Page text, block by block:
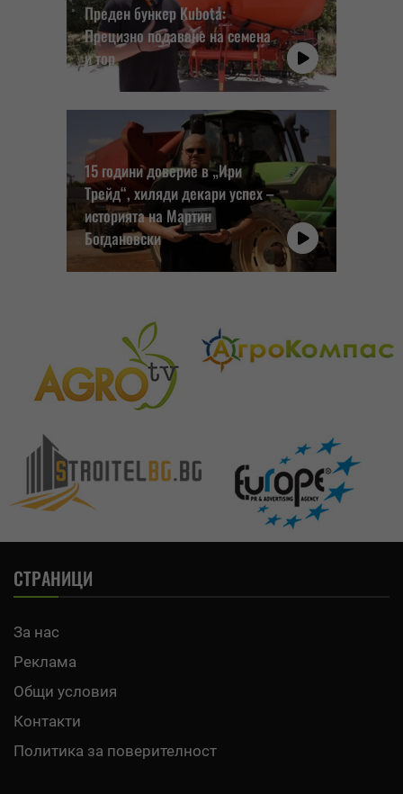
Преден бункер Kubota:
Прецизно подаване на семена
и тор
15 години доверие в „Ири
Трейд“, хиляди декари успех –
историята на Мартин
Богдановски
СТРАНИЦИ
За нас
Реклама
Общи условия
Контакти
Политика за поверителност